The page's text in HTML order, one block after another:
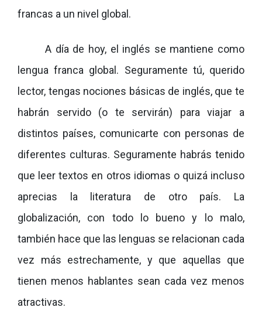
francas a un nivel global.
A día de hoy, el inglés se mantiene como
lengua franca global. Seguramente tú, querido
lector, tengas nociones básicas de inglés, que te
habrán servido (o te servirán) para viajar a
distintos países, comunicarte con personas de
diferentes culturas. Seguramente habrás tenido
que leer textos en otros idiomas o quizá incluso
aprecias la literatura de otro país. La
globalización, con todo lo bueno y lo malo,
también hace que las lenguas se relacionan cada
vez más estrechamente, y que aquellas que
tienen menos hablantes sean cada vez menos
atractivas.